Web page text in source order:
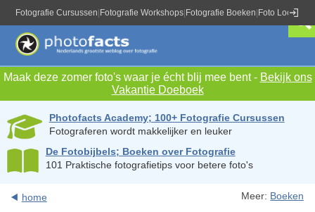
Fotografie Cursussen Fotografie Workshops Fotografie Boeken Foto Locaties
Maak deze zomer foto's waar je écht blij mee bent - Bekijk ons
Vakantie Doeboek
Photofacts Academy; 100+ Fotografie Cursussen
Fotograferen wordt makkelijker en leuker
De Fotobijbels; Boeken over Fotografie
101 Praktische fotografietips voor betere foto's
home Meer: Boeken